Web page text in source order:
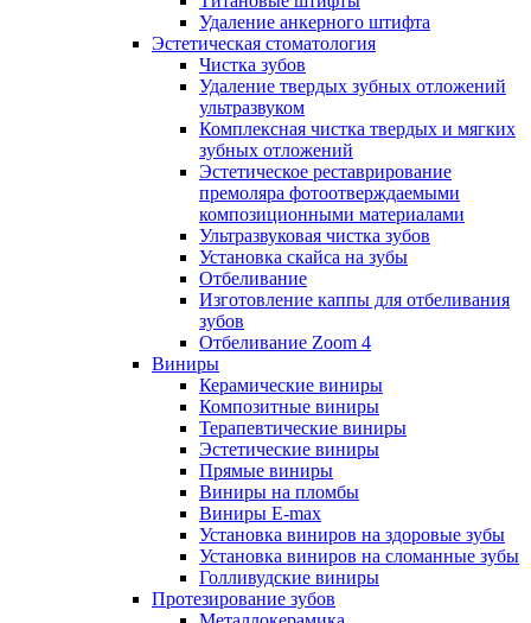
Удаление анкерного штифта
Эстетическая стоматология
Чистка зубов
Удаление твердых зубных отложений
ультразвуком
Комплексная чистка твердых и мягких
зубных отложений
Эстетическое реставрирование
премоляра фотоотверждаемыми
композиционными материалами
Ультразвуковая чистка зубов
Установка скайса на зубы
Отбеливание
Изготовление каппы для отбеливания
зубов
Отбеливание Zoom 4
Виниры
Керамические виниры
Композитные виниры
Терапевтические виниры
Эстетические виниры
Прямые виниры
Виниры на пломбы
Виниры E-max
Установка виниров на здоровые зубы
Установка виниров на сломанные зубы
Голливудские виниры
Протезирование зубов